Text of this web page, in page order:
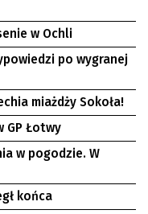
w Ochli
po wygranej
miażdży Sokoła!
GP Łotwy
w pogodzie. W
końca